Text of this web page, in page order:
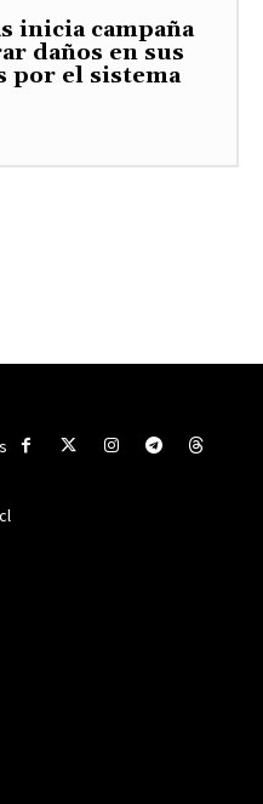
inicia campaña
daños en sus
por el sistema